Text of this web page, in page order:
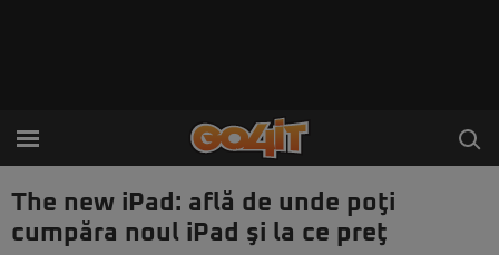
The new iPad: află de unde poţi
cumpăra noul iPad şi la ce preţ